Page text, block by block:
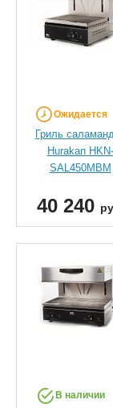
Ожидается
Гриль
Hurakan HKN-
SAL450MBM
40 240
В наличии